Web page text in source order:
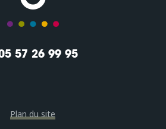
57 26 99 95
Plan du site